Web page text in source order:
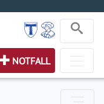
NOTFALL